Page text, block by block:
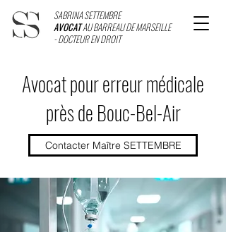
SABRINA SETTEMBRE
AVOCATAU BARREAU DE MARSEILLE
- DOCTEUR EN DROIT
Avocat pour erreur médicale
près de Bouc-Bel-Air
Contacter Maître SETTEMBRE